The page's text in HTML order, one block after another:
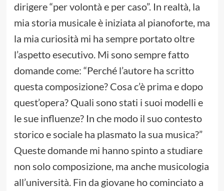
dirigere “per volontà e per caso”. In realtà, la
mia storia musicale è iniziata al pianoforte, ma
la mia curiosità mi ha sempre portato oltre
l’aspetto esecutivo. Mi sono sempre fatto
domande come: “Perché l’autore ha scritto
questa composizione? Cosa c’è prima e dopo
quest’opera? Quali sono stati i suoi modelli e
le sue influenze? In che modo il suo contesto
storico e sociale ha plasmato la sua musica?”
Queste domande mi hanno spinto a studiare
non solo composizione, ma anche musicologia
all’università. Fin da giovane ho cominciato a